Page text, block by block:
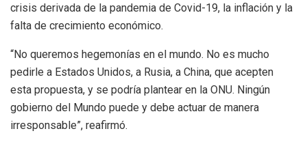
crisis derivada de la pandemia de Covid-19, la inflación y la
falta de crecimiento económico.
“No queremos hegemonías en el mundo. No es mucho
pedirle a Estados Unidos, a Rusia, a China, que acepten
esta propuesta, y se podría plantear en la ONU. Ningún
gobierno del Mundo puede y debe actuar de manera
irresponsable”, reafirmó.